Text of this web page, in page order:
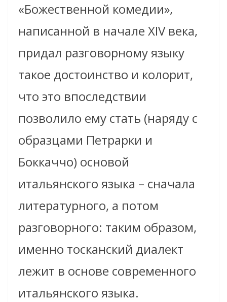
«Божественной комедии»,
написанной в начале XIV века,
придал разговорному языку
такое достоинство и колорит,
что это впоследствии
позволило ему стать (наряду с
образцами Петрарки и
Боккаччо) основой
итальянского языка – сначала
литературного, а потом
разговорного: таким образом,
именно тосканский диалект
лежит в основе современного
итальянского языка.